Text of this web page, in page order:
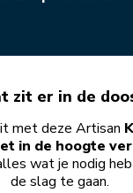
zit er in de
met deze Artisan
in de hoogte
wat je nodig
de slag te gaan.